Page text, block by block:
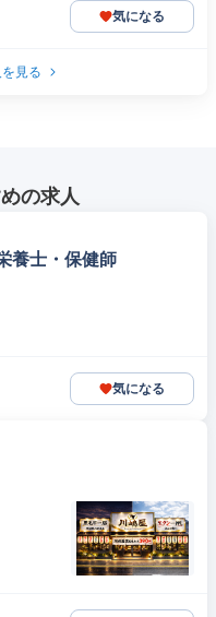
気になる
見る
の求人
養士・保健師
気になる